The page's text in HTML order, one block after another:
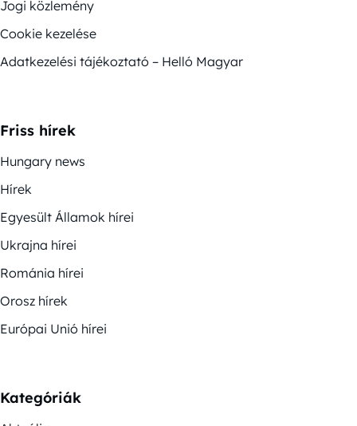
Jogi közlemény
Cookie kezelése
Adatkezelési tájékoztató – Helló Magyar
Friss hírek
Hungary news
Hírek
Egyesült Államok hírei
Ukrajna hírei
Románia hírei
Orosz hírek
Európai Unió hírei
Kategóriák